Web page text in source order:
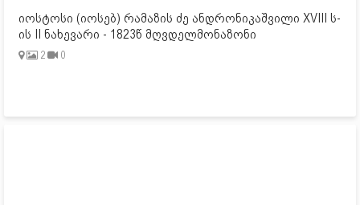
იოსტოსი (იოსებ) რამაზის ძე ანდრონიკაშვილი XVIII ს-
ის II ნახევარი - 1823წ მღვდელმონაზონი
2 0